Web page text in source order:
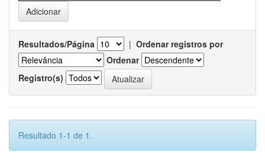
Resultados/Página | Ordenar registros por
Ordenar
Registro(s)
Resultado 1-1 de 1.